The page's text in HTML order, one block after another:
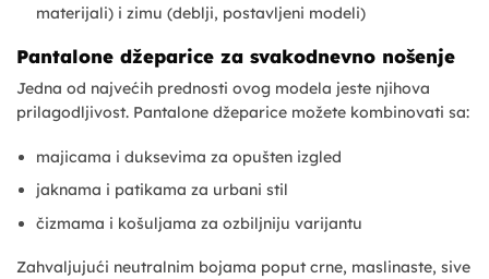
materijali) i zimu (deblji, postavljeni modeli)
Pantalone džeparice za svakodnevno nošenje
Jedna od najvećih prednosti ovog modela jeste njihova
prilagodljivost. Pantalone džeparice možete kombinovati sa:
majicama i duksevima za opušten izgled
jaknama i patikama za urbani stil
čizmama i košuljama za ozbiljniju varijantu
Zahvaljujući neutralnim bojama poput crne, maslinaste, sive